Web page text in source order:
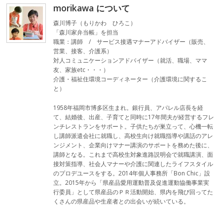
morikawa について
森川博子（もりかわ ひろこ）
「森川家弁当帳」を担当
職業：講師 / サービス接遇マナーアドバイザー（販売、
営業、接客、介護系）
対人コミュニケーションアドバイザー（就活、職場、ママ
友、家族etc・・・）
介護・福祉住環境コーディネーター（介護環境に関するこ
と）
1958年福岡市博多区生まれ。銀行員、アパレル店長を経
て、結婚後、出産、子育てと同時に17年間夫が経営するフレ
ンチレストランをサポート。子供たちが巣立って、心機一転
し講師派遣会社に就職し、高校生向け就職指導や講話のアレ
ンジメント、企業向けマナー講演のサポートを務めた後に、
講師となる。これまで高校生対象進路説明会で就職講演、面
接対策指導、社会人マナーや介護に関連したライフスタイル
のプロデユースをする。2014年個人事務所「Bon Chic」設
立。2015年から「県産品愛用運動普及促進運動協働事業実
行委員」として県産品のＰＲ活動開始、県内を飛び回ってた
くさんの県産品や生産者との出会いが続いている。